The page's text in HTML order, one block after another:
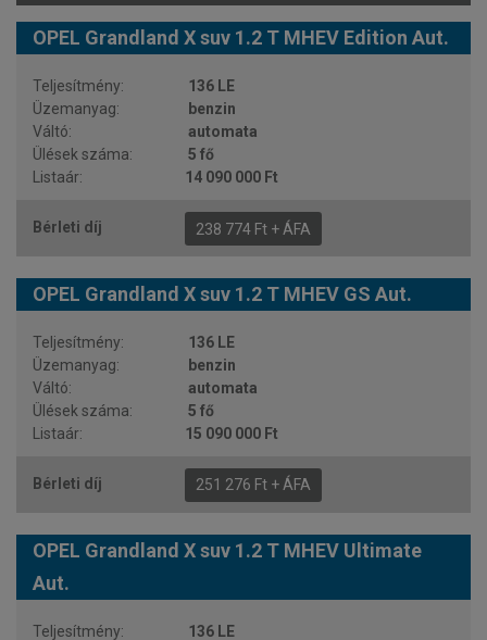
OPEL Grandland X suv 1.2 T MHEV Edition Aut.
136 LE
benzin
automata
5 fő
14 090 000 Ft
238 774 Ft + ÁFA
OPEL Grandland X suv 1.2 T MHEV GS Aut.
136 LE
benzin
automata
5 fő
15 090 000 Ft
251 276 Ft + ÁFA
OPEL Grandland X suv 1.2 T MHEV Ultimate
Aut.
136 LE